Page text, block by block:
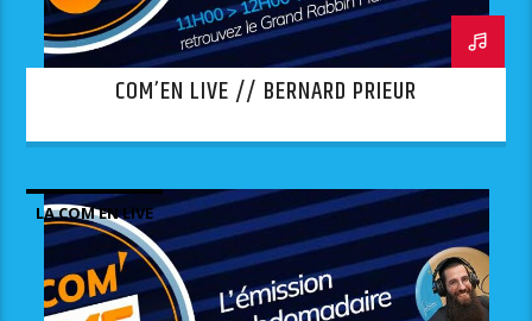
COM’EN LIVE // BERNARD PRIEUR
LA COM EN LIVE